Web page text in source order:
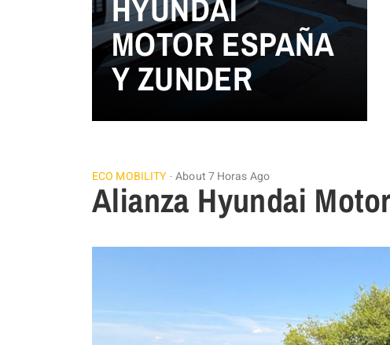
HYUNDAI
MOTOR ESPAÑA
Y ZUNDER
ECO MOBILITY About 7 Horas Ago
Alianza Hyundai